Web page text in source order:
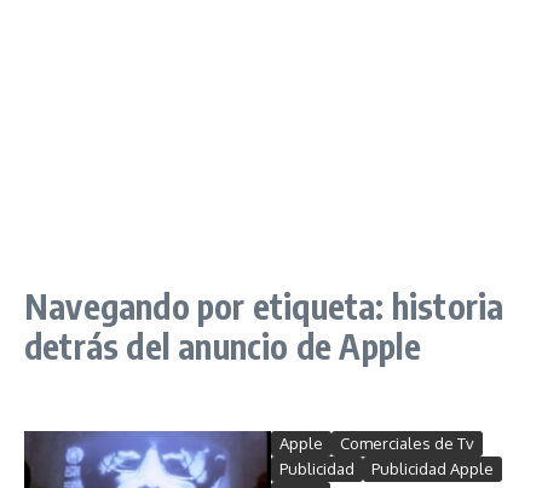
Navegando por etiqueta: historia
detrás del anuncio de Apple
Apple
Comerciales de Tv
Publicidad
Publicidad Apple